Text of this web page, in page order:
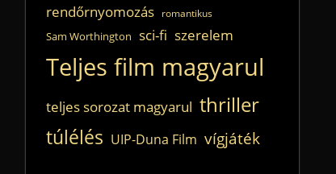
rendőrnyomozás romantikus
Sam Worthington sci-fi szerelem
Teljes film magyarul
teljes sorozat magyarul thriller
túlélés UIP-Duna Film vígjáték